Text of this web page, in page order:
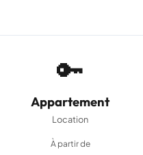
🔑
Appartement
Location
À partir de